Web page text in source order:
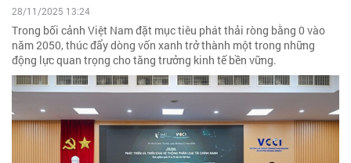
28/11/2025 13:24
Trong bối cảnh Việt Nam đặt mục tiêu phát thải ròng bằng 0 vào
năm 2050, thúc đẩy dòng vốn xanh trở thành một trong những
động lực quan trọng cho tăng trưởng kinh tế bền vững.